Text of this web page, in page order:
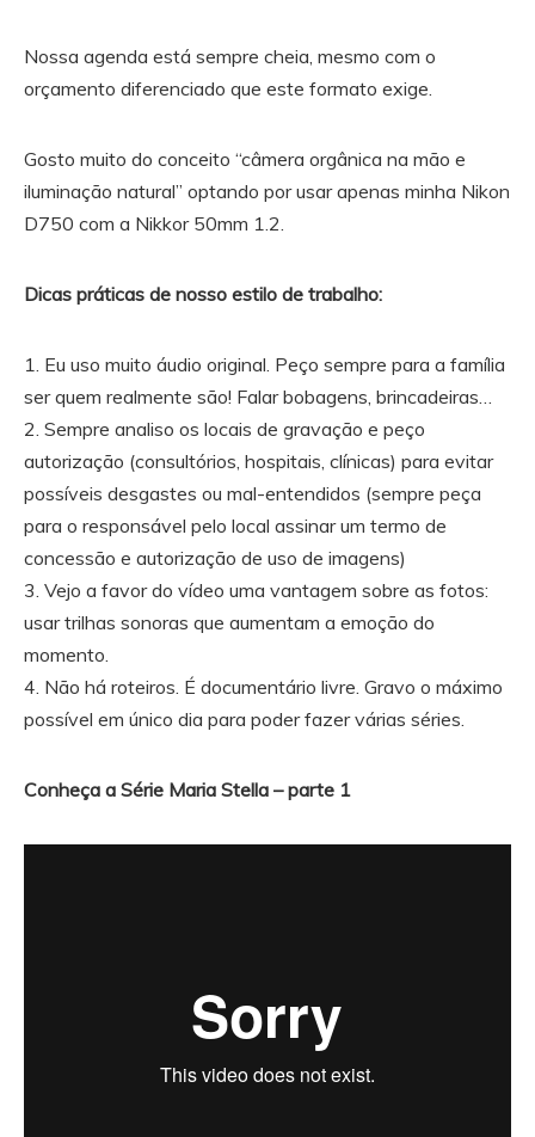
Nossa agenda está sempre cheia, mesmo com o
orçamento diferenciado que este formato exige.
Gosto muito do conceito “câmera orgânica na mão e
iluminação natural” optando por usar apenas minha Nikon
D750 com a Nikkor 50mm 1.2.
Dicas práticas de nosso estilo de trabalho:
1. Eu uso muito áudio original. Peço sempre para a família
ser quem realmente são! Falar bobagens, brincadeiras…
2. Sempre analiso os locais de gravação e peço
autorização (consultórios, hospitais, clínicas) para evitar
possíveis desgastes ou mal-entendidos (sempre peça
para o responsável pelo local assinar um termo de
concessão e autorização de uso de imagens)
3. Vejo a favor do vídeo uma vantagem sobre as fotos:
usar trilhas sonoras que aumentam a emoção do
momento.
4. Não há roteiros. É documentário livre. Gravo o máximo
possível em único dia para poder fazer várias séries.
Conheça a Série Maria Stella – parte 1